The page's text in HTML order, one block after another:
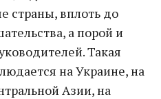
страны, вплоть до
а порой и
Такая
на Украине, на
Азии, на